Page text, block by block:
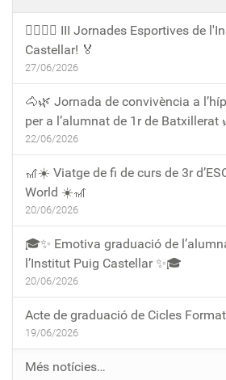
🏃‍♀️🏃‍♂️ III Jornades Esportives de
Castellar! 🏅
27/06/2026
🐴🌿 Jornada de convivència a
per a l’alumnat de 1r de Batxillerat
22/06/2026
🎢☀️ Viatge de fi de curs de 3r
World ☀️🎢
20/06/2026
🎓✨ Emotiva graduació de
l’Institut Puig Castellar ✨🎓
20/06/2026
Acte de graduació de Cicles
19/06/2026
Més notícies…